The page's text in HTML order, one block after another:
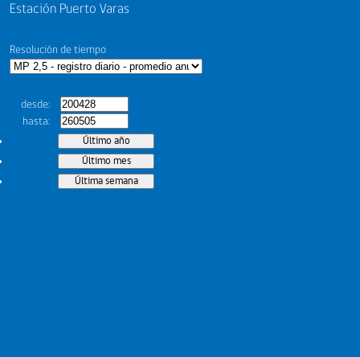
Estación Puerto Varas
Resolución de tiempo
desde
hasta